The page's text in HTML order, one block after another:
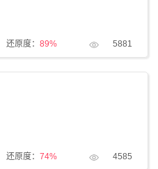
还原度： 89% 5881
还原度： 74% 4585